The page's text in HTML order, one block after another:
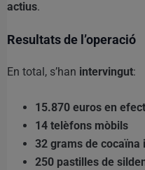
actius.
Resultats de l’operació
En total, s’han intervingut:
15.870 euros en
14 telèfons mòbils
32 grams de cocaïna
250 pastilles de